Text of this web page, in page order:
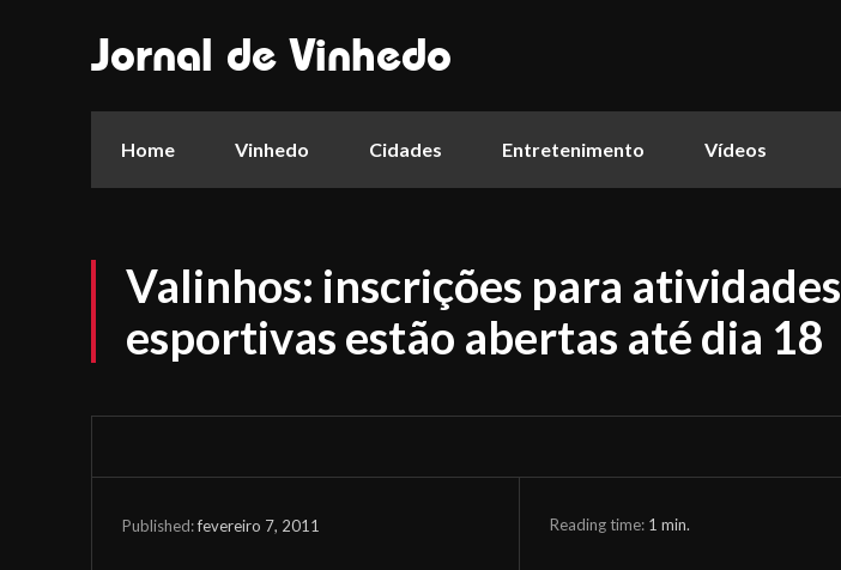
Jornal de Vinhedo
Home Vinhedo Cidades Entretenimento Vídeos
Valinhos: inscrições para atividades
esportivas estão abertas até dia 18
Published:fevereiro 7, 2011 Reading time: 1 min.